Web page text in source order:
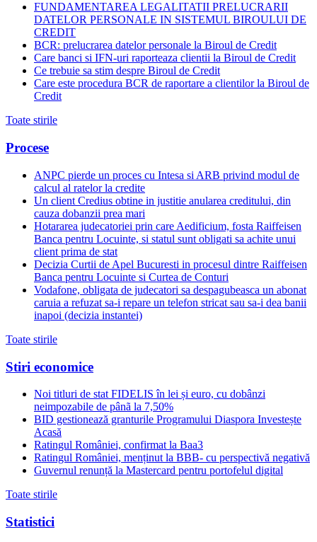
FUNDAMENTAREA LEGALITATII PRELUCRARII
DATELOR PERSONALE IN SISTEMUL BIROULUI DE
CREDIT
BCR: prelucrarea datelor personale la Biroul de Credit
Care banci si IFN-uri raporteaza clientii la Biroul de Credit
Ce trebuie sa stim despre Biroul de Credit
Care este procedura BCR de raportare a clientilor la Biroul de
Credit
Toate stirile
Procese
ANPC pierde un proces cu Intesa si ARB privind modul de
calcul al ratelor la credite
Un client Credius obtine in justitie anularea creditului, din
cauza dobanzii prea mari
Hotararea judecatoriei prin care Aedificium, fosta Raiffeisen
Banca pentru Locuinte, si statul sunt obligati sa achite unui
client prima de stat
Decizia Curtii de Apel Bucuresti in procesul dintre Raiffeisen
Banca pentru Locuinte si Curtea de Conturi
Vodafone, obligata de judecatori sa despagubeasca un abonat
caruia a refuzat sa-i repare un telefon stricat sau sa-i dea banii
inapoi (decizia instantei)
Toate stirile
Stiri economice
Noi titluri de stat FIDELIS în lei și euro, cu dobânzi
neimpozabile de pânã la 7,50%
BID gestionează granturile Programului Diaspora Investește
Acasă
Ratingul României, confirmat la Baa3
Ratingul României, menținut la BBB- cu perspectivă negativă
Guvernul renunță la Mastercard pentru portofelul digital
Toate stirile
Statistici